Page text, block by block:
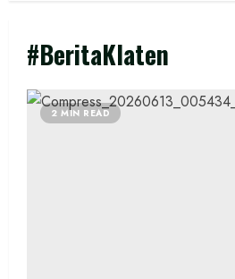
#BeritaKlaten
2 MIN READ